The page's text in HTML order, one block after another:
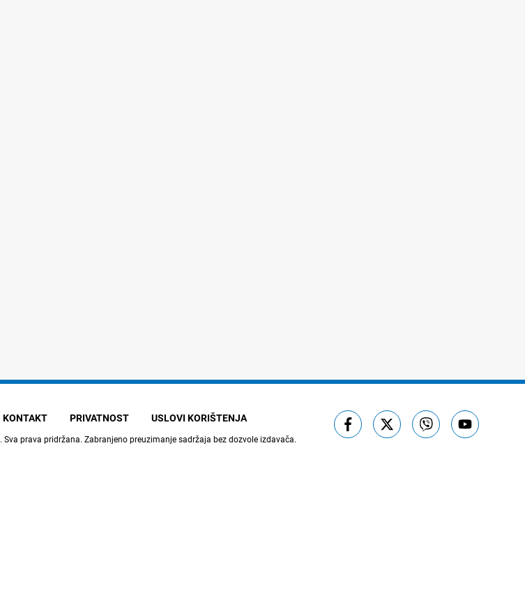
KONTAKT PRIVATNOST USLOVI KORIŠTENJA
. Sva prava pridržana. Zabranjeno preuzimanje sadržaja bez dozvole izdavača.